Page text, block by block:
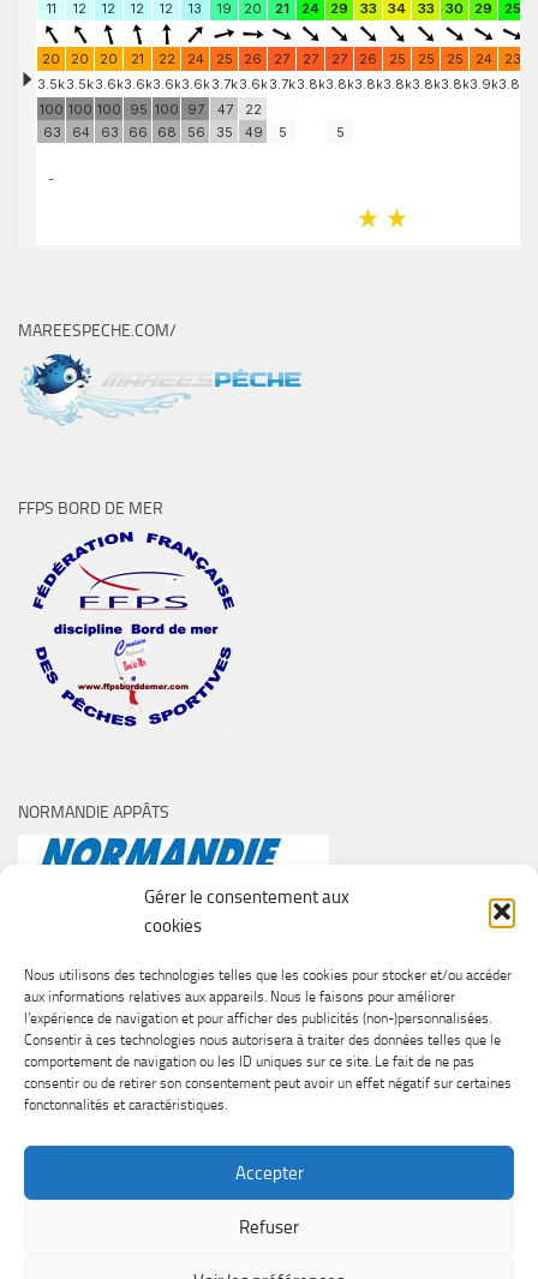
Gérer le consentement aux
cookies
Nous utilisons des technologies telles que les cookies pour stocker et/ou accéder
aux informations relatives aux appareils. Nous le faisons pour améliorer
l’expérience de navigation et pour afficher des publicités (non-)personnalisées.
Consentir à ces technologies nous autorisera à traiter des données telles que le
comportement de navigation ou les ID uniques sur ce site. Le fait de ne pas
consentir ou de retirer son consentement peut avoir un effet négatif sur certaines
fonctonnalités et caractéristiques.
Accepter
Refuser
MAREESPECHE.COM/
FFPS BORD DE MER
NORMANDIE APPÂTS